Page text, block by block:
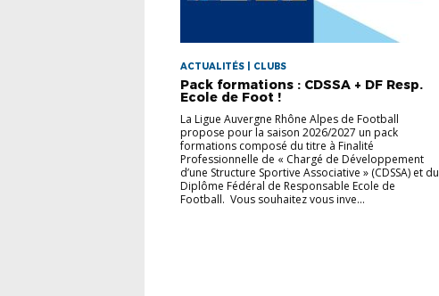
ACTUALITÉS | CLUBS
Pack formations : CDSSA + DF Resp.
Ecole de Foot !
La Ligue Auvergne Rhône Alpes de Football
propose pour la saison 2026/2027 un pack
formations composé du titre à Finalité
Professionnelle de « Chargé de Développement
d’une Structure Sportive Associative » (CDSSA) et du
Diplôme Fédéral de Responsable Ecole de
Football. Vous souhaitez vous inve...